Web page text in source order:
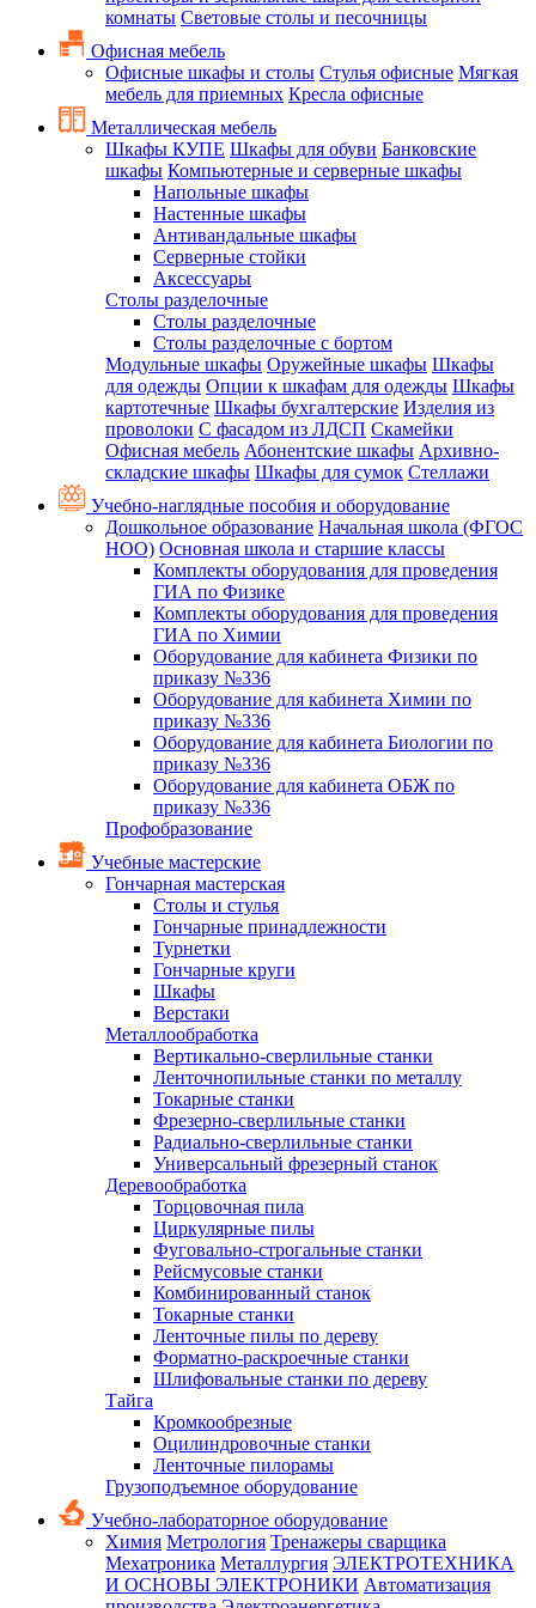
комнаты Световые столы и песочницы
Офисная мебель
Офисные шкафы и столы Стулья офисные Мягкая
мебель для приемных Кресла офисные
Металлическая мебель
Шкафы КУПЕ Шкафы для обуви Банковские
шкафы Компьютерные и серверные шкафы
Напольные шкафы
Настенные шкафы
Антивандальные шкафы
Серверные стойки
Аксессуары
Столы разделочные
Столы разделочные
Столы разделочные с бортом
Модульные шкафы Оружейные шкафы Шкафы
для одежды Опции к шкафам для одежды Шкафы
картотечные Шкафы бухгалтерские Изделия из
проволоки С фасадом из ЛДСП Скамейки
Офисная мебель Абонентские шкафы Архивно-
складские шкафы Шкафы для сумок Стеллажи
Учебно-наглядные пособия и оборудование
Дошкольное образование Начальная школа (ФГОС
НОО) Основная школа и старшие классы
Комплекты оборудования для проведения
ГИА по Физике
Комплекты оборудования для проведения
ГИА по Химии
Оборудование для кабинета Физики по
приказу №336
Оборудование для кабинета Химии по
приказу №336
Оборудование для кабинета Биологии по
приказу №336
Оборудование для кабинета ОБЖ по
приказу №336
Профобразование
Учебные мастерские
Гончарная мастерская
Столы и стулья
Гончарные принадлежности
Турнетки
Гончарные круги
Шкафы
Верстаки
Металлообработка
Вертикально-сверлильные станки
Ленточнопильные станки по металлу
Токарные станки
Фрезерно-сверлильные станки
Радиально-сверлильные станки
Универсальный фрезерный станок
Деревообработка
Торцовочная пила
Циркулярные пилы
Фуговально-строгальные станки
Рейсмусовые станки
Комбинированный станок
Токарные станки
Ленточные пилы по дереву
Форматно-раскроечные станки
Шлифовальные станки по дереву
Тайга
Кромкообрезные
Оцилиндровочные станки
Ленточные пилорамы
Грузоподъемное оборудование
Учебно-лабораторное оборудование
Химия Метрология Тренажеры сварщика
Мехатроника Металлургия ЭЛЕКТРОТЕХНИКА
И ОСНОВЫ ЭЛЕКТРОНИКИ Автоматизация